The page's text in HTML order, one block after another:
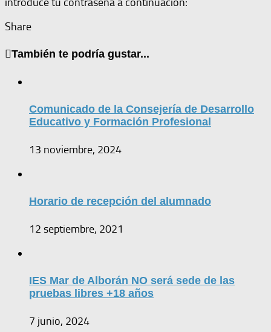
Share
También te podría gustar...
Comunicado de la Consejería de Desarrollo
Educativo y Formación Profesional
13 noviembre, 2024
Horario de recepción del alumnado
12 septiembre, 2021
IES Mar de Alborán NO será sede de las
pruebas libres +18 años
7 junio, 2024